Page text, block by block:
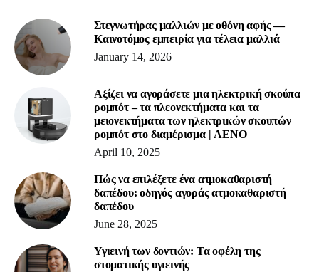
Στεγνωτήρας μαλλιών με οθόνη αφής —
Καινοτόμος εμπειρία για τέλεια μαλλιά
January 14, 2026
Αξίζει να αγοράσετε μια ηλεκτρική σκούπα
ρομπότ – τα πλεονεκτήματα και τα
μειονεκτήματα των ηλεκτρικών σκουπών
ρομπότ στο διαμέρισμα | AENO
April 10, 2025
Πώς να επιλέξετε ένα ατμοκαθαριστή
δαπέδου: οδηγός αγοράς ατμοκαθαριστή
δαπέδου
June 28, 2025
Υγιεινή των δοντιών: Τα οφέλη της
στοματικής υγιεινής